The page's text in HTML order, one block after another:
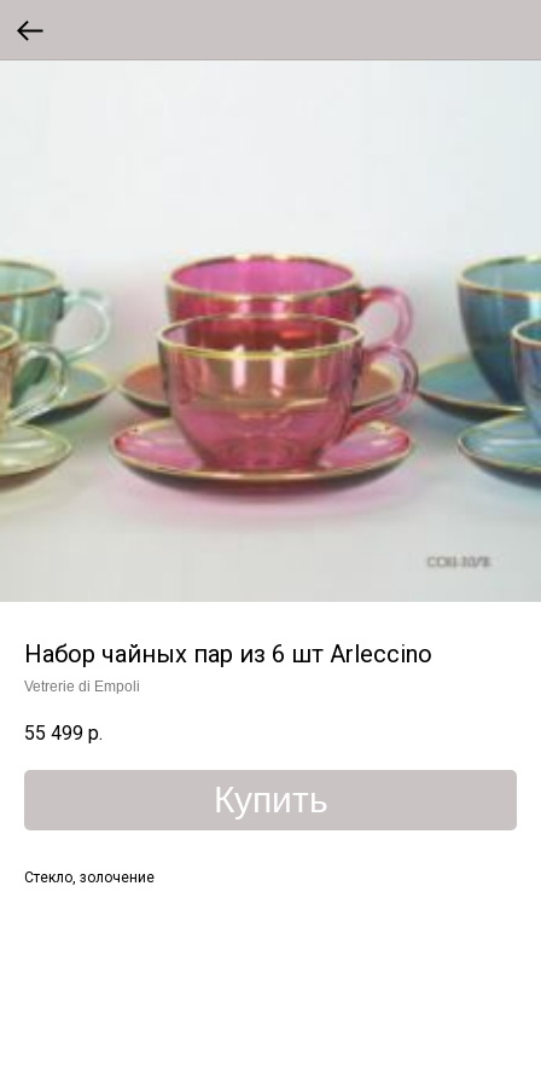
Набор чайных пар из 6 шт Arleccino
Vetrerie di Empoli
55 499 р.
Купить
Стекло, золочение